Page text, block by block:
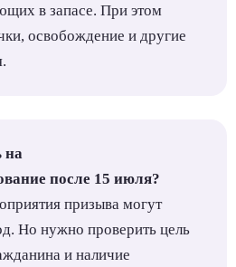
в запасе. При этом
освобождение и другие
на
после 15 июля?
призыва могут
Но нужно проверить цель
и наличие